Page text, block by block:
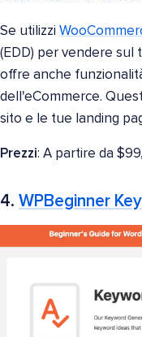
Se utilizzi
(EDD) per vendere sul
offre anche
dell'eCommerce.
sito e le tue landing
Prezzi: A partire da
4. WPBeginner